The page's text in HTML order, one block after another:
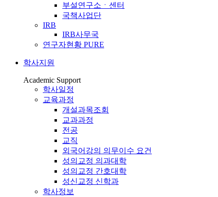
부설연구소ㆍ센터
국책사업단
IRB
IRB사무국
연구자현황 PURE
학사지원
Academic Support
학사일정
교육과정
개설과목조회
교과과정
전공
교직
외국어강의 의무이수 요건
성의교정 의과대학
성의교정 간호대학
성신교정 신학과
학사정보